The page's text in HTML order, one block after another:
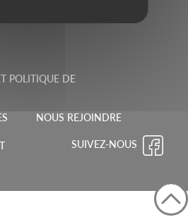
POLITIQUE DE
NOUS REJOINDRE
SUIVEZ-NOUS